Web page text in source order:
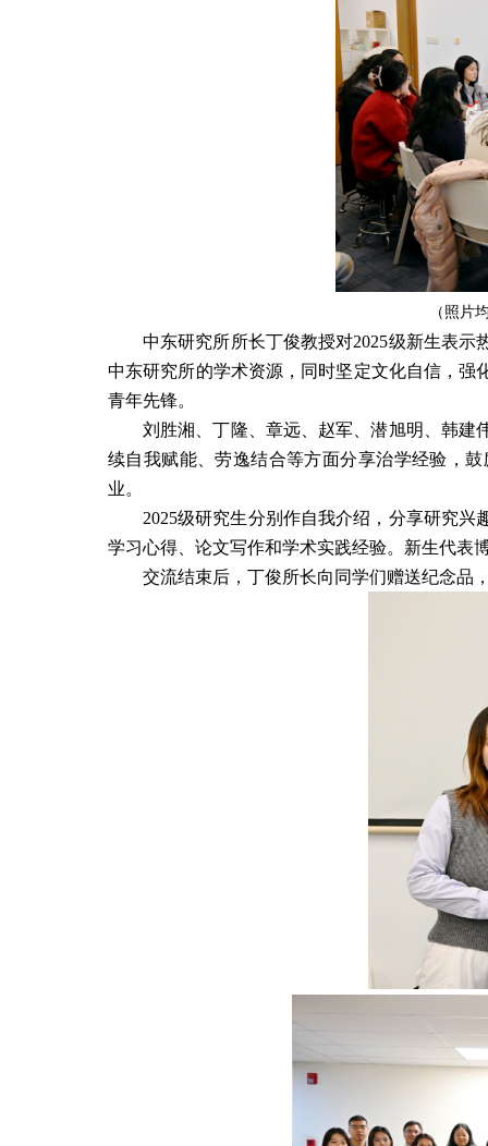
（照片
中东研究所所长丁俊教授对2025级新生表示
中东研究所的学术资源，同时坚定文化自信，
青年先锋。
刘胜湘、丁隆、章远、赵军、潜旭明、韩建
续自我赋能、劳逸结合等方面分享治学经验，
业。
2025级研究生分别作自我介绍，分享研究兴
学习心得、论文写作和学术实践经验。新生代表
交流结束后，丁俊所长向同学们赠送纪念品